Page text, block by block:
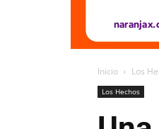
Inicio Los
Los Hechos